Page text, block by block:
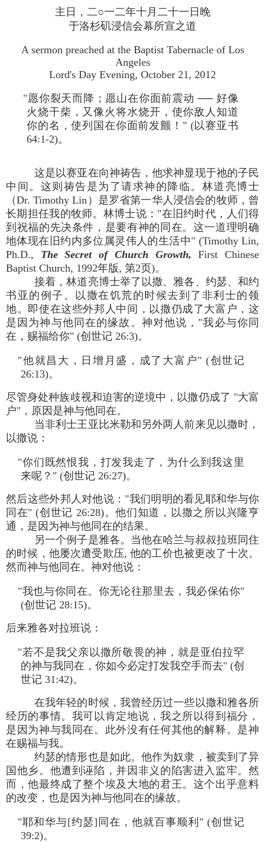
主日，二○一二年十月二十一日晚
于洛杉矶浸信会幕所宣之道
A sermon preached at the Baptist Tabernacle of Los
Angeles
Lord's Day Evening, October 21, 2012
"愿你裂天而降；愿山在你面前震动 ── 好像
火烧干柴，又像火将水烧开，使你敌人知道
你的名，使列国在你面前发颤！" (以赛亚书
64:1-2)。
这是以赛亚在向神祷告，他求神显现于祂的子民
中间。这则祷告是为了请求神的降临。林道亮博士
（Dr. Timothy Lin）是罗省第一华人浸信会的牧师，曾
长期担任我的牧师。林博士说："在旧约时代，人们得
到祝福的先决条件，是要有神的同在。这一道理明确
地体现在旧约内多位属灵伟人的生活中" (Timothy Lin,
Ph.D., The Secret of Church Growth, First Chinese
Baptist Church, 1992年版, 第2页)。
接着，林道亮博士举了以撒、雅各、约瑟、和约
书亚的例子。以撒在饥荒的时候去到了非利士的领
地。即使在这些外邦人中间，以撒仍成了大富户，这
是因为神与他同在的缘故。神对他说，"我必与你同
在，赐福给你" (创世记 26:3)。
"他就昌大，日增月盛，成了大富户" (创世记
26:13)。
尽管身处种族歧视和迫害的逆境中，以撒仍成了 "大富
户"，原因是神与他同在。
当非利士王亚比米勒和另外两人前来见以撒时，
以撒说：
"你们既然恨我，打发我走了，为什么到我这里
来呢？" (创世记 26:27)。
然后这些外邦人对他说："我们明明的看见耶和华与你
同在" (创世记 26:28)。他们知道，以撒之所以兴隆亨
通，是因为神与他同在的结果。
另一个例子是雅各。当他在哈兰与叔叔拉班同住
的时候，他屡次遭受欺压, 他的工价也被更改了十次。
然而神与他同在。神对他说：
"我也与你同在。你无论往那里去，我必保佑你"
(创世记 28:15)。
后来雅各对拉班说：
"若不是我父亲以撒所敬畏的神，就是亚伯拉罕
的神与我同在，你如今必定打发我空手而去" (创
世记 31:42)。
在我年轻的时候，我曾经历过一些以撒和雅各所
经历的事情。我可以肯定地说，我之所以得到福分，
是因为神与我同在。此外没有任何其他的解释。是神
在赐福与我。
约瑟的情形也是如此。他作为奴隶，被卖到了异
国他乡。他遭到诬陷，并因非义的陷害进入监牢。然
而，他最终成了整个埃及大地的君王。这个出乎意料
的改变，也是因为神与他同在的缘故。
"耶和华与[约瑟]同在，他就百事顺利" (创世记
39:2)。